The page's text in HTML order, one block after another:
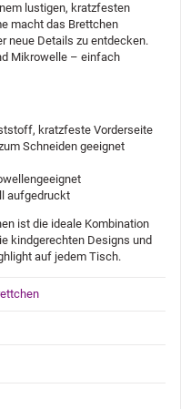
lustigen, kratzfesten
macht das Brettchen
neue Details zu entdecken.
Mikrowelle – einfach
kratzfeste Vorderseite
Schneiden geeignet
aufgedruckt
ist die ideale Kombination
kindgerechten Designs und
auf jedem Tisch.